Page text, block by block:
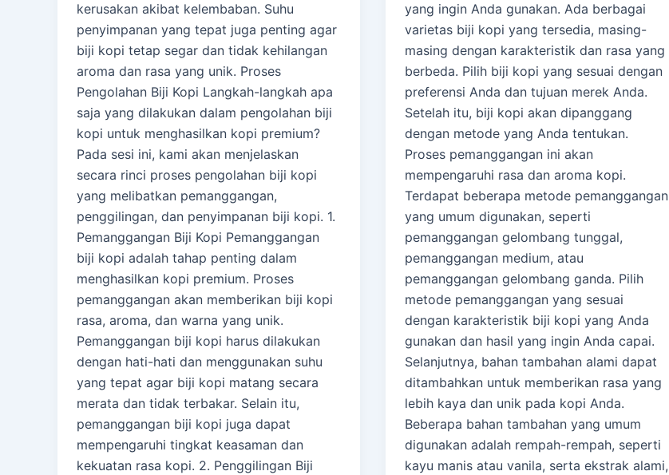
kerusakan akibat kelembaban. Suhu
penyimpanan yang tepat juga penting agar
biji kopi tetap segar dan tidak kehilangan
aroma dan rasa yang unik. Proses
Pengolahan Biji Kopi Langkah-langkah apa
saja yang dilakukan dalam pengolahan biji
kopi untuk menghasilkan kopi premium?
Pada sesi ini, kami akan menjelaskan
secara rinci proses pengolahan biji kopi
yang melibatkan pemanggangan,
penggilingan, dan penyimpanan biji kopi. 1.
Pemanggangan Biji Kopi Pemanggangan
biji kopi adalah tahap penting dalam
menghasilkan kopi premium. Proses
pemanggangan akan memberikan biji kopi
rasa, aroma, dan warna yang unik.
Pemanggangan biji kopi harus dilakukan
dengan hati-hati dan menggunakan suhu
yang tepat agar biji kopi matang secara
merata dan tidak terbakar. Selain itu,
pemanggangan biji kopi juga dapat
mempengaruhi tingkat keasaman dan
kekuatan rasa kopi. 2. Penggilingan Biji
yang ingin Anda gunakan. Ada berbagai
varietas biji kopi yang tersedia, masing-
masing dengan karakteristik dan rasa yang
berbeda. Pilih biji kopi yang sesuai dengan
preferensi Anda dan tujuan merek Anda.
Setelah itu, biji kopi akan dipanggang
dengan metode yang Anda tentukan.
Proses pemanggangan ini akan
mempengaruhi rasa dan aroma kopi.
Terdapat beberapa metode pemanggangan
yang umum digunakan, seperti
pemanggangan gelombang tunggal,
pemanggangan medium, atau
pemanggangan gelombang ganda. Pilih
metode pemanggangan yang sesuai
dengan karakteristik biji kopi yang Anda
gunakan dan hasil yang ingin Anda capai.
Selanjutnya, bahan tambahan alami dapat
ditambahkan untuk memberikan rasa yang
lebih kaya dan unik pada kopi Anda.
Beberapa bahan tambahan yang umum
digunakan adalah rempah-rempah, seperti
kayu manis atau vanila, serta ekstrak alami,